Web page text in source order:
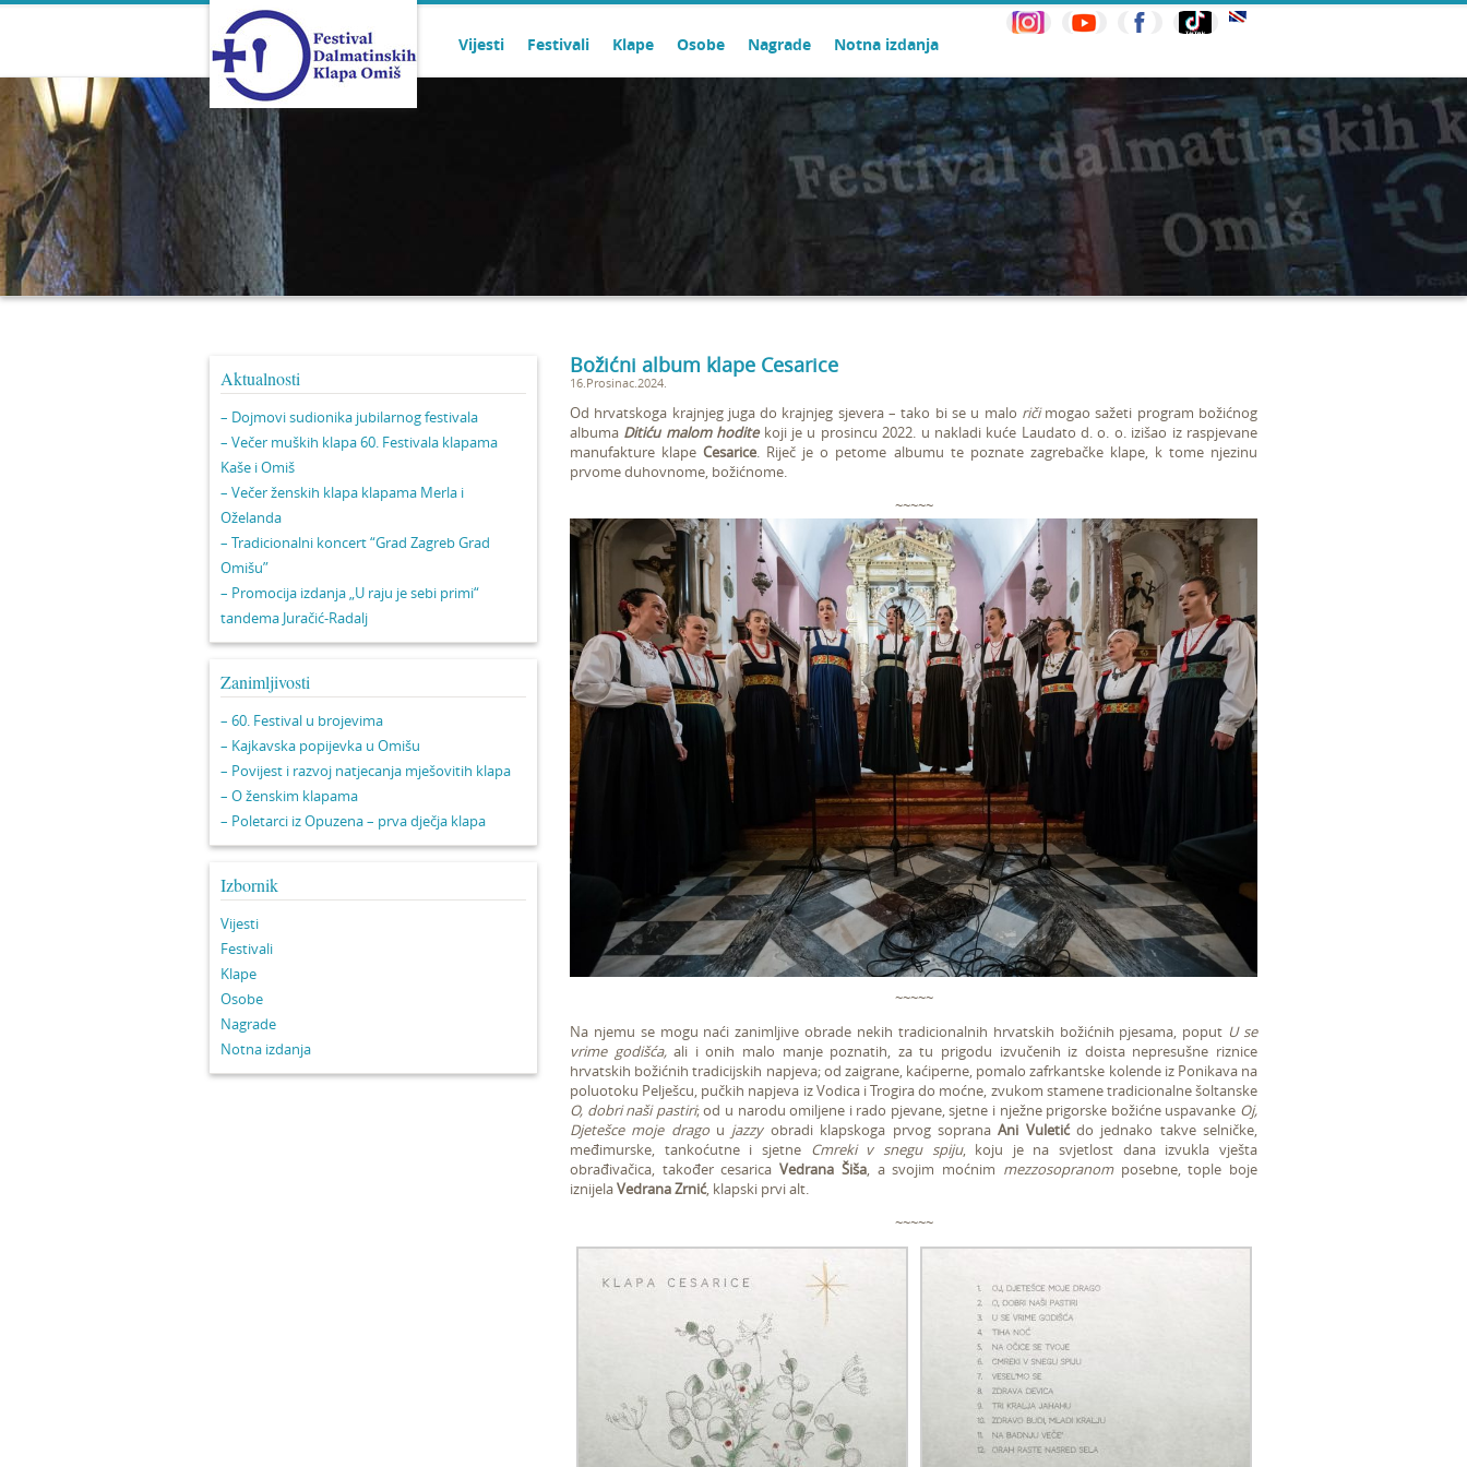
Vijesti Festivali Klape Osobe Nagrade Notna izdanja
Aktualnosti
– Dojmovi sudionika jubilarnog festivala
– Večer muških klapa 60. Festivala klapama
Kaše i Omiš
– Večer ženskih klapa klapama Merla i
Oželanda
– Tradicionalni koncert “Grad Zagreb Grad
Omišu”
– Promocija izdanja „U raju je sebi primi“
tandema Juračić-Radalj
Zanimljivosti
– 60. Festival u brojevima
– Kajkavska popijevka u Omišu
– Povijest i razvoj natjecanja mješovitih klapa
– O ženskim klapama
– Poletarci iz Opuzena – prva dječja klapa
Izbornik
Vijesti
Festivali
Klape
Osobe
Nagrade
Notna izdanja
Božićni album klape Cesarice
16.Prosinac.2024.
Od hrvatskoga krajnjeg juga do krajnjeg sjevera – tako bi se u malo ričimogao sažeti program božićnog
albuma Ditiću malom hoditekoji je u prosincu 2022. u nakladi kuće Laudato d. o. o. izišao iz raspjevane
manufakture klapeCesarice. Riječ je o petome albumu te poznate zagrebačke klape, k tomenjezinu
prvome duhovnome, božićnome.
~~~~~
~~~~~
Na njemu se mogu naći zanimljive obrade nekih tradicionalnih hrvatskih božićnih pjesama, poput U se
vrime godišća,ali i onih malo manje poznatih, za tu prigodu izvučenih iz doista nepresušne riznice
hrvatskih božićnih tradicijskih napjeva; od zaigrane, kaćiperne, pomalo zafrkantske kolende iz Ponikava na
poluotoku Pelješcu, pučkih napjeva iz Vodica i Trogira do moćne, zvukom stamene tradicionalne šoltanske
O, dobri naši pastiri; od u narodu omiljene i rado pjevane, sjetne i nježne prigorske božićne uspavanke Oj,
Djetešce moje drago u jazzyobradi klapskoga prvog sopranaAni Vuletićdo jednako takve selničke,
međimurske, tankoćutne i sjetne Cmreki v snegu spiju, koju je na svjetlost dana izvukla vješta
obrađivačica, također cesaricaVedrana Šiša, a svojim moćnim mezzosopranom posebne, tople boje
iznijelaVedrana Zrnić, klapski prvi alt.
~~~~~